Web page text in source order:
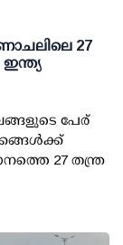
27
പേര്
27 തന്ത്ര